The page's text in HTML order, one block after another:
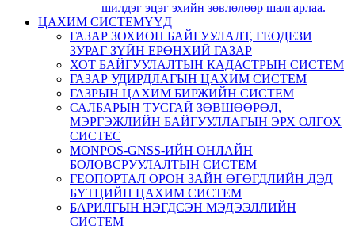
шилдэг эцэг эхийн зөвлөлөөр шалгарлаа.
ЦАХИМ СИСТЕМҮҮД
ГАЗАР ЗОХИОН БАЙГУУЛАЛТ, ГЕОДЕЗИ
ЗУРАГ ЗҮЙН ЕРӨНХИЙ ГАЗАР
ХОТ БАЙГУУЛАЛТЫН КАДАСТРЫН СИСТЕМ
ГАЗАР УДИРДЛАГЫН ЦАХИМ СИСТЕМ
ГАЗРЫН ЦАХИМ БИРЖИЙН СИСТЕМ
САЛБАРЫН ТУСГАЙ ЗӨВШӨӨРӨЛ,
МЭРГЭЖЛИЙН БАЙГУУЛЛАГЫН ЭРХ ОЛГОХ
СИСТЕС
MONPOS-GNSS-ИЙН ОНЛАЙН
БОЛОВСРУУЛАЛТЫН СИСТЕМ
ГЕОПОРТАЛ ОРОН ЗАЙН ӨГӨГДЛИЙН ДЭД
БҮТЦИЙН ЦАХИМ СИСТЕМ
БАРИЛГЫН НЭГДСЭН МЭДЭЭЛЛИЙН
СИСТЕМ